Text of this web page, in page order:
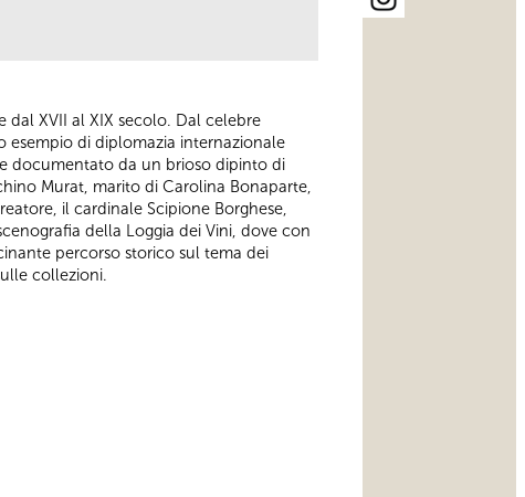
XVII al XIX secolo. Dal celebre
esempio di diplomazia internazionale
documentato da un brioso dipinto di
Murat, marito di Carolina Bonaparte,
il cardinale Scipione Borghese,
della Loggia dei Vini, dove con
percorso storico sul tema dei
collezioni.